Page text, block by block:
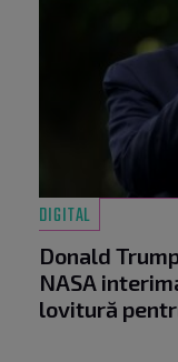
DIGITAL
Donald
NASA
lovitură